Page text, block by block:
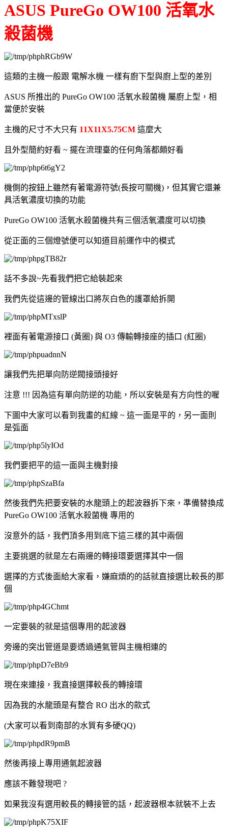
ASUS PureGo OW100 活氧水
殺菌機
這類的主機一般跟 電解水機 一樣有廚下型與廚上型的差別
ASUS 所推出的 PureGo OW100 活氧水殺菌機 屬廚上型，相
當便於安裝
主機的尺寸不大只有 11X11X5.75CM 這麼大
且外型簡約好看 ~ 擺在流理臺的任何角落都頗好看
機側的按鈕上雖然有著電源符號(長按可關機)，但其實它還兼
具活氧濃度切換的功能
PureGo OW100 活氧水殺菌機共有三個活氧濃度可以切換
從正面的三個燈號便可以知道目前運作中的模式
話不多說~先看我們把它給裝起來
我們先從這邊的管線出口將灰白色的護罩給拆開
裡面有著電源接口 (黃圈) 與 O3 傳輸轉接座的插口 (紅圈)
讓我們先把單向防逆閥接頭接好
注意 !!! 因為這有單向防逆的功能，所以安裝是有方向性的喔
下圖中大家可以看到我畫的紅線 ~ 這一面是平的，另一面則
是弧面
我們要把平的這一面與主機對接
然後我們先把要安裝的水龍頭上的起波器拆下來，準備替換成
PureGo OW100 活氧水殺菌機 專用的
沒意外的話，我們頂多用到底下這三樣的其中兩個
主要挑選的就是左右兩邊的轉接環要選擇其中一個
選擇的方式後面給大家看，嫌麻煩的的話就直接選比較長的那
個
一定要裝的就是這個專用的起波器
旁邊的突出管道是要透過通氣管與主機相連的
現在來連接，我直接選擇較長的轉接環
因為我的水龍頭是有整合 RO 出水的款式
(大家可以看到南部的水質有多硬QQ)
然後再接上專用通氣起波器
應該不難發現吧 ?
如果我沒有選用較長的轉接管的話，起波器根本就裝不上去